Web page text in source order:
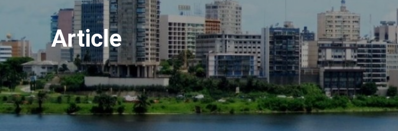
Article